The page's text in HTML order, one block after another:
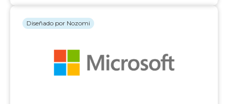
Diseñado por Nozomi